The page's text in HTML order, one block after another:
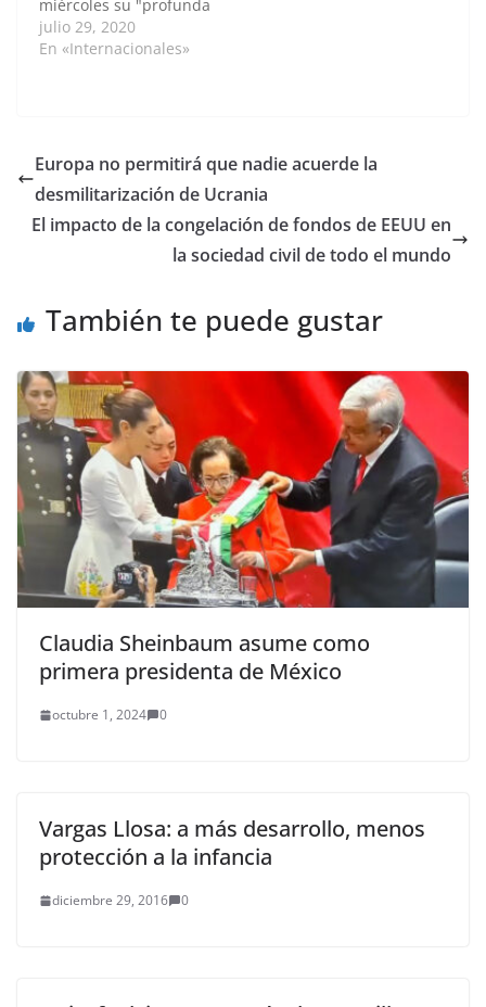
miércoles su "profunda
preocupación" por el
incremento de los
70 muertos durante las
dos últimas semanas.
El viceportavoz de
Guterres, Farhan Haq,
julio 29, 2020
En «Internacionales»
Europa no permitirá que nadie acuerde la
desmilitarización de Ucrania
El impacto de la congelación de fondos de EEUU en
la sociedad civil de todo el mundo
También te puede gustar
Claudia Sheinbaum asume como
primera presidenta de México
octubre 1, 2024 0
Vargas Llosa: a más desarrollo, menos
protección a la infancia
diciembre 29, 2016 0